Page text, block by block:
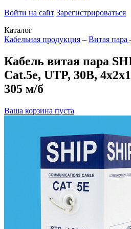
Войти на сайт Зарегистрироваться
Каталог
Кабельная продукция – Витая пара
Кабель витая пара
Cat.5e, UTP, 30В,
305 м/б
Ваша корзина пуста